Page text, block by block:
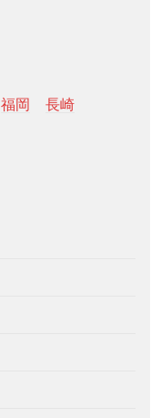
福岡
長崎